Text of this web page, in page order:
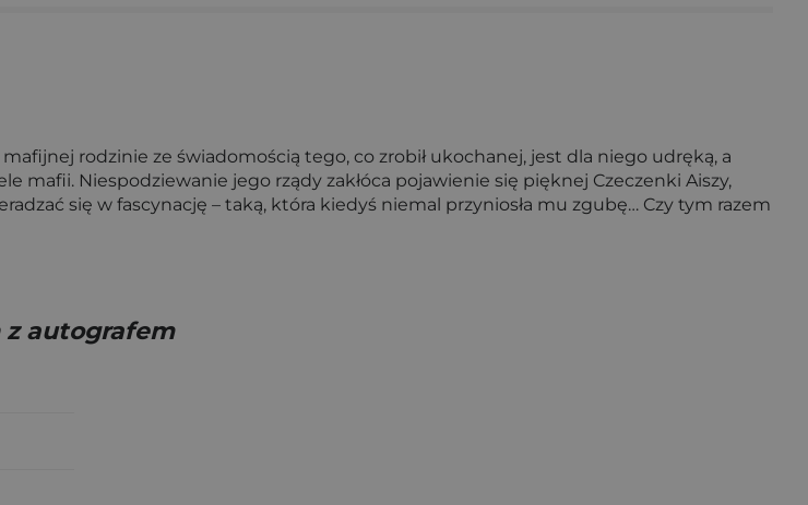
rodzinie ze świadomością tego, co zrobił ukochanej, jest dla niego udręką, a
mafii. Niespodziewanie jego rządy zakłóca pojawienie się pięknej Czeczenki Aiszy,
się w fascynację – taką, która kiedyś niemal przyniosła mu zgubę… Czy tym razem
z autografem